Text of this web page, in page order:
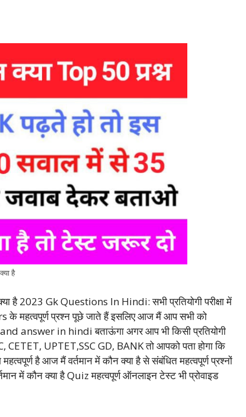
है
है 2023 Gk Questions In Hindi: सभी प्रतियोगी परीक्षा में
के महत्वपूर्ण प्रश्न पूछे जाते हैं इसलिए आज मैं आप सभी को
answer in hindiबताऊंगा अगर आप भी किसी प्रतियोगी
CETET, UPTET,SSC GD, BANK तो आपको पता होगा कि
है आज मैं वर्तमान में कौन क्या है से संबंधित महत्वपूर्ण प्रश्नों
में कौन क्या है Quiz महत्वपूर्ण ऑनलाइन टेस्ट भी प्रोवाइड